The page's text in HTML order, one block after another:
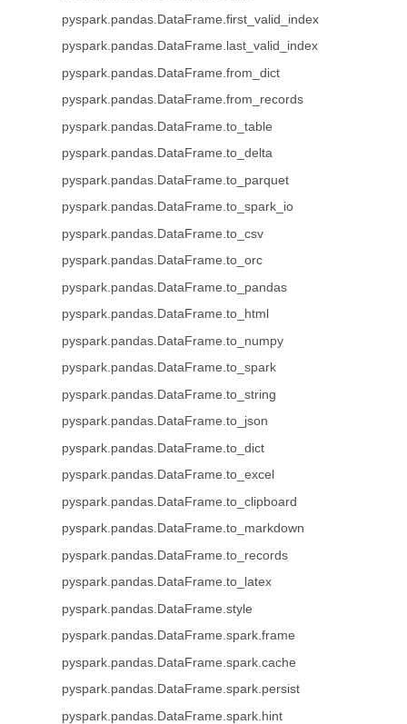
pyspark.pandas.DataFrame.first_valid_index
pyspark.pandas.DataFrame.last_valid_index
pyspark.pandas.DataFrame.from_dict
pyspark.pandas.DataFrame.from_records
pyspark.pandas.DataFrame.to_table
pyspark.pandas.DataFrame.to_delta
pyspark.pandas.DataFrame.to_parquet
pyspark.pandas.DataFrame.to_spark_io
pyspark.pandas.DataFrame.to_csv
pyspark.pandas.DataFrame.to_orc
pyspark.pandas.DataFrame.to_pandas
pyspark.pandas.DataFrame.to_html
pyspark.pandas.DataFrame.to_numpy
pyspark.pandas.DataFrame.to_spark
pyspark.pandas.DataFrame.to_string
pyspark.pandas.DataFrame.to_json
pyspark.pandas.DataFrame.to_dict
pyspark.pandas.DataFrame.to_excel
pyspark.pandas.DataFrame.to_clipboard
pyspark.pandas.DataFrame.to_markdown
pyspark.pandas.DataFrame.to_records
pyspark.pandas.DataFrame.to_latex
pyspark.pandas.DataFrame.style
pyspark.pandas.DataFrame.spark.frame
pyspark.pandas.DataFrame.spark.cache
pyspark.pandas.DataFrame.spark.persist
pyspark.pandas.DataFrame.spark.hint